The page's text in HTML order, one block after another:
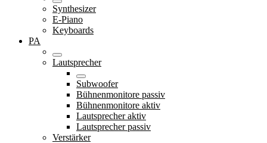
Synthesizer
E-Piano
Keyboards
PA
Lautsprecher
Subwoofer
Bühnenmonitore passiv
Bühnenmonitore aktiv
Lautsprecher aktiv
Lautsprecher passiv
Verstärker